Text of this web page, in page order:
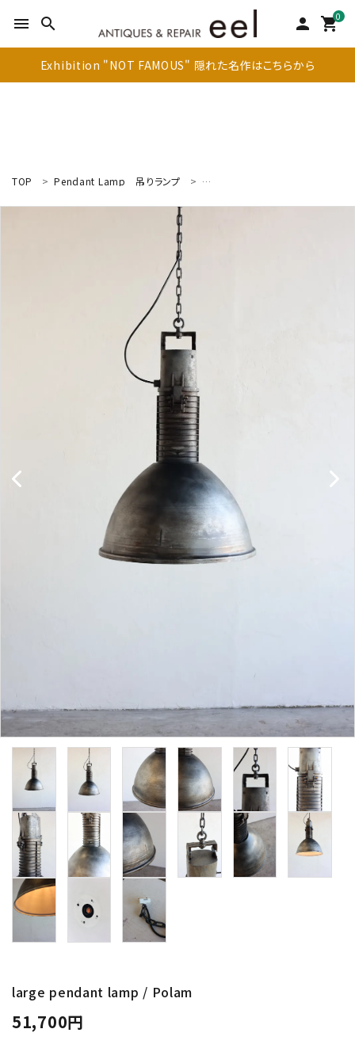
menu search person 0
shopping_cart
Exhibition "NOT FAMOUS" 隠れた名作はこちらから
お気に入りリスト
卸販売
デザイナーまとめ
アフターケア
メンテナンスについて
ギャラリー・シーン
納品事例
エキシビジョン・展示会
過去販売
TOP Pendant Lamp 吊りランプ Industrial Lamp
large pendant lamp / Polam
51,700円